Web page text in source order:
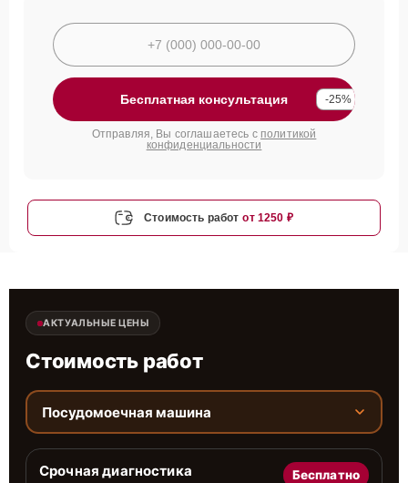
Бесплатная консультация -25%
Отправляя, Вы соглашаетесь с политикой
конфиденциальности
Стоимость работ от 1250 ₽
АКТУАЛЬНЫЕ ЦЕНЫ
Стоимость работ
Посудомоечная машина
Срочная диагностика Бесплатно